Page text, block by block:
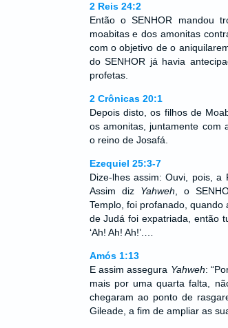
2 Reis 24:2
Então o SENHOR mandou
moabitas e dos amonitas
com o objetivo de o
do SENHOR já havia
profetas.
2 Crônicas 20:1
Depois disto, os filhos de
os amonitas, juntamente com
o reino de Josafá.
Ezequiel 25:3-7
Dize-lhes assim: Ouvi, pois, a
Assim diz Yahweh , o
Templo, foi profanado,
de Judá foi expatriada, então
‘Ah! Ah! Ah!’.…
Amós 1:13
E assim assegura Yahweh:
mais por uma quarta falta,
chegaram ao ponto de
Gileade, a fim de ampliar as